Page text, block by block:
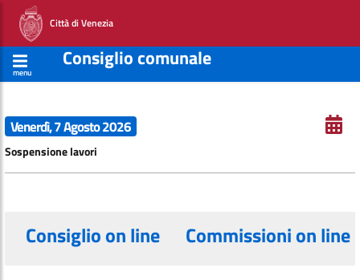
Città di Venezia
menu
Consiglio comunale
Venerdì, 7 Agosto 2026
Sospensione lavori
Consiglio on line Commissioni on line